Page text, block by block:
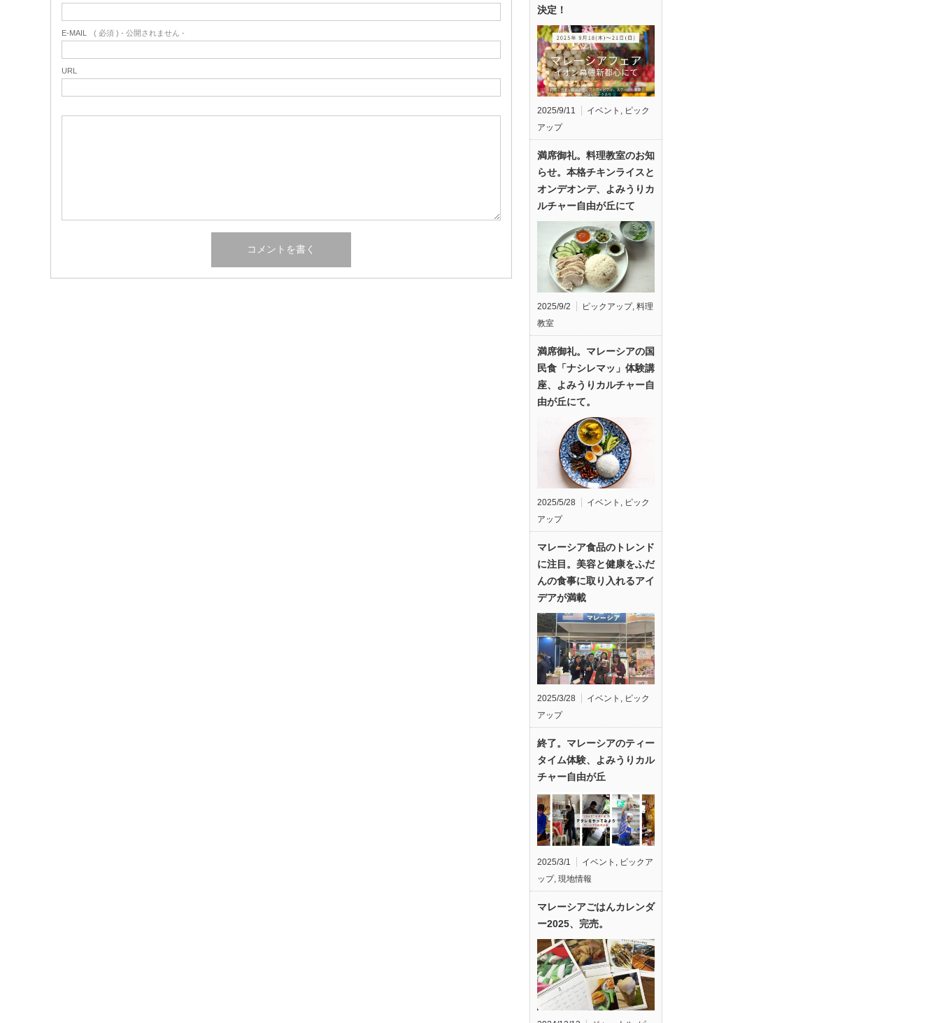
E-MAIL ( 必須 ) - 公開されません -
URL
決定！
2025/9/11 イベント , ピック
アップ
満席御礼。料理教室のお知
らせ。本格チキンライスと
オンデオンデ、よみうりカ
ルチャー自由が丘にて
2025/9/2 ピックアップ, 料理
教室
満席御礼。マレーシアの国
民食「ナシレマッ」体験講
座、よみうりカルチャー自
由が丘にて。
2025/5/28 イベント , ピック
アップ
マレーシア食品のトレンド
に注目。美容と健康をふだ
んの食事に取り入れるアイ
デアが満載
2025/3/28 イベント
ピック
アップ
終了。マレーシアのティー
タイム体験、よみうりカル
チャー自由が丘
2025/3/1 イベント , ピックア
ップ, 現地情報
マレーシアごはんカレンダ
ー2025、完売。